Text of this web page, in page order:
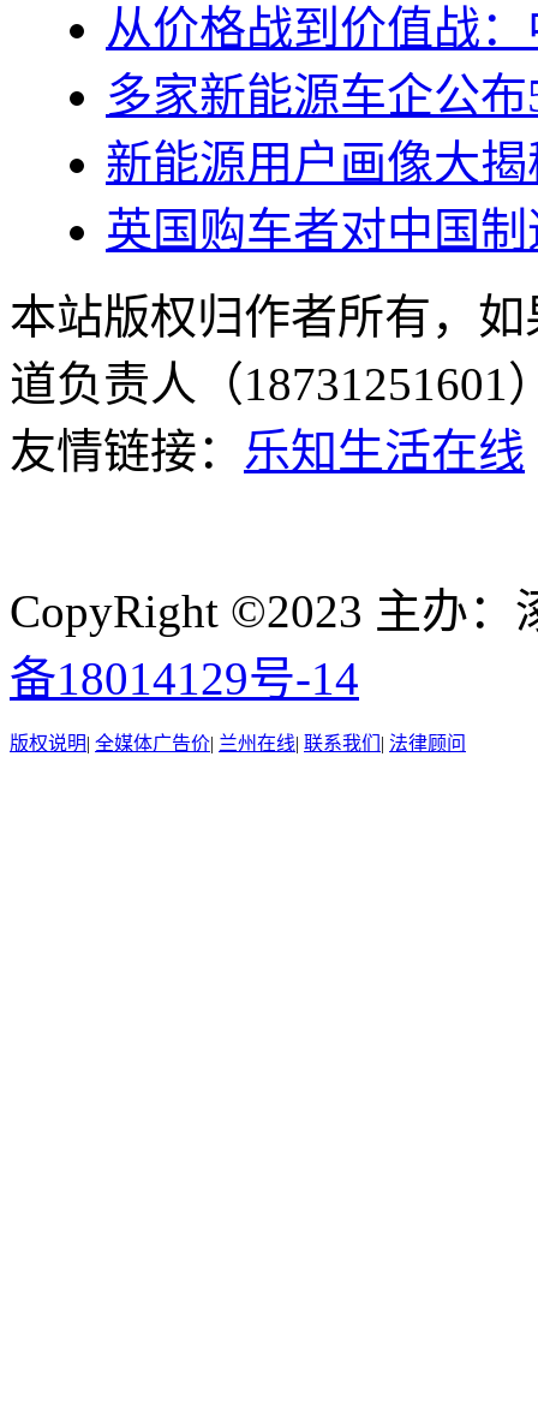
从价格战到价值战
多家新能源车企公
新能源用户画像大
英国购车者对中国
本站版权归作者所有，
道负责人（
友情链接： 乐知生活在线
CopyRight ©2023 主办
备18014129号-14
版权说明| 全媒体广告价| 兰州在线| 联系我们 | 法律顾问